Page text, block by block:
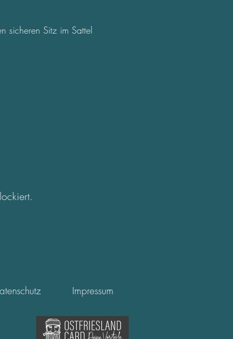
sicheren Sitz im Sattel
Impressum